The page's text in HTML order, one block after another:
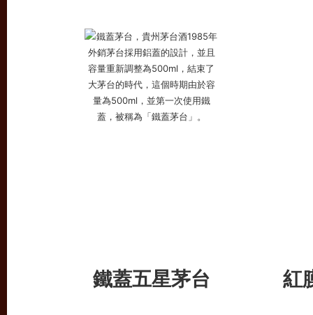
鐵蓋五星茅台 紅